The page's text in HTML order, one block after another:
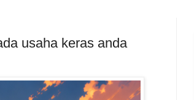
usaha keras anda